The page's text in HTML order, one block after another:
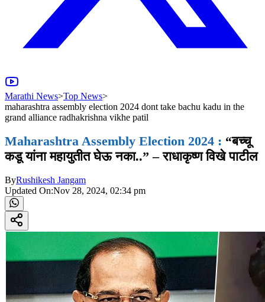
Marathi News>Top News>
maharashtra assembly election 2024 dont take bachu kadu in the
grand alliance radhakrishna vikhe patil
Maharashtra Assembly Election 2024 : “बच्चू
कडू यांना महायुतीत घेऊ नका..” – राधाकृष्ण विखे पाटील
ByRushikesh Jangam
Updated On:Nov 28, 2024, 02:34 pm